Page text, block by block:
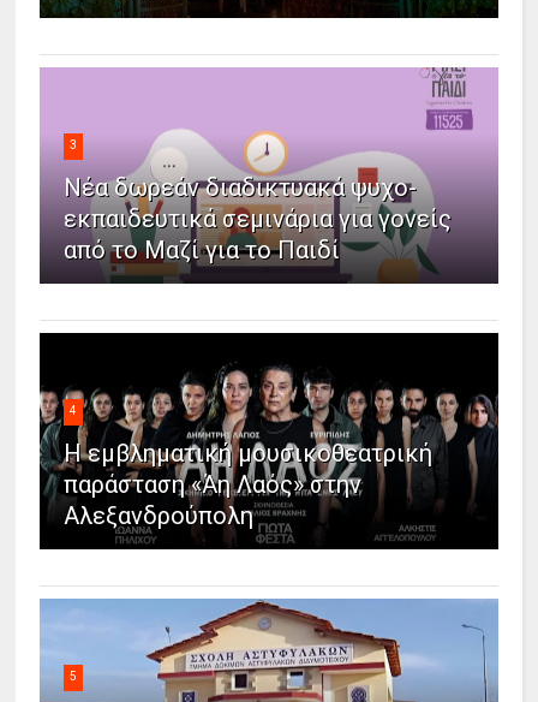
3
Νέα δωρεάν διαδικτυακά ψυχο-
εκπαιδευτικά σεμινάρια για γονείς
από το Μαζί για το Παιδί
4
Η εμβληματική μουσικοθεατρική
παράσταση «Άη Λαός» στην
Αλεξανδρούπολη
5